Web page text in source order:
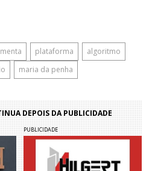
plataforma
algoritmo
maria da penha
DEPOIS DA PUBLICIDADE
PUBLICIDADE